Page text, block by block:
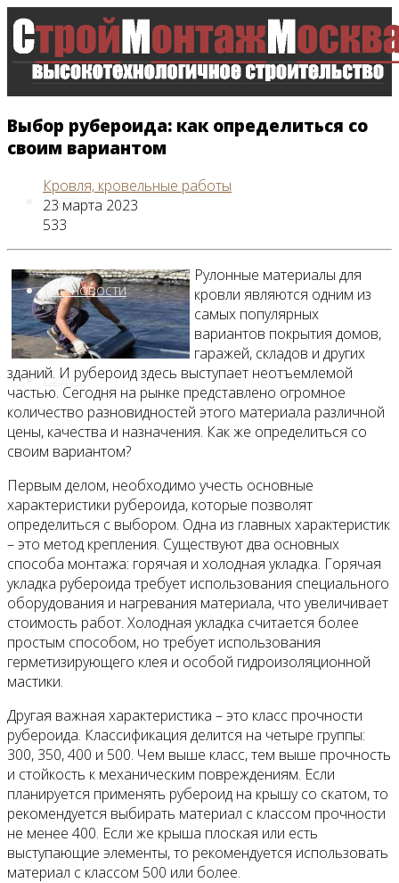
Главная
Все новости
Видео
Выбор рубероида: как определиться со
своим вариантом
Кровля, кровельные работы
23 марта 2023
533
Рулонные материалы для
кровли являются одним из
самых популярных
вариантов покрытия домов,
гаражей, складов и других
зданий. И рубероид здесь выступает неотъемлемой
частью. Сегодня на рынке представлено огромное
количество разновидностей этого материала различной
цены, качества и назначения. Как же определиться со
своим вариантом?
Первым делом, необходимо учесть основные
характеристики рубероида, которые позволят
определиться с выбором. Одна из главных характеристик
– это метод крепления. Существуют два основных
способа монтажа: горячая и холодная укладка. Горячая
укладка рубероида требует использования специального
оборудования и нагревания материала, что увеличивает
стоимость работ. Холодная укладка считается более
простым способом, но требует использования
герметизирующего клея и особой гидроизоляционной
мастики.
Другая важная характеристика – это класс прочности
рубероида. Классификация делится на четыре группы:
300, 350, 400 и 500. Чем выше класс, тем выше прочность
и стойкость к механическим повреждениям. Если
планируется применять рубероид на крышу со скатом, то
рекомендуется выбирать материал с классом прочности
не менее 400. Если же крыша плоская или есть
выступающие элементы, то рекомендуется использовать
материал с классом 500 или более.